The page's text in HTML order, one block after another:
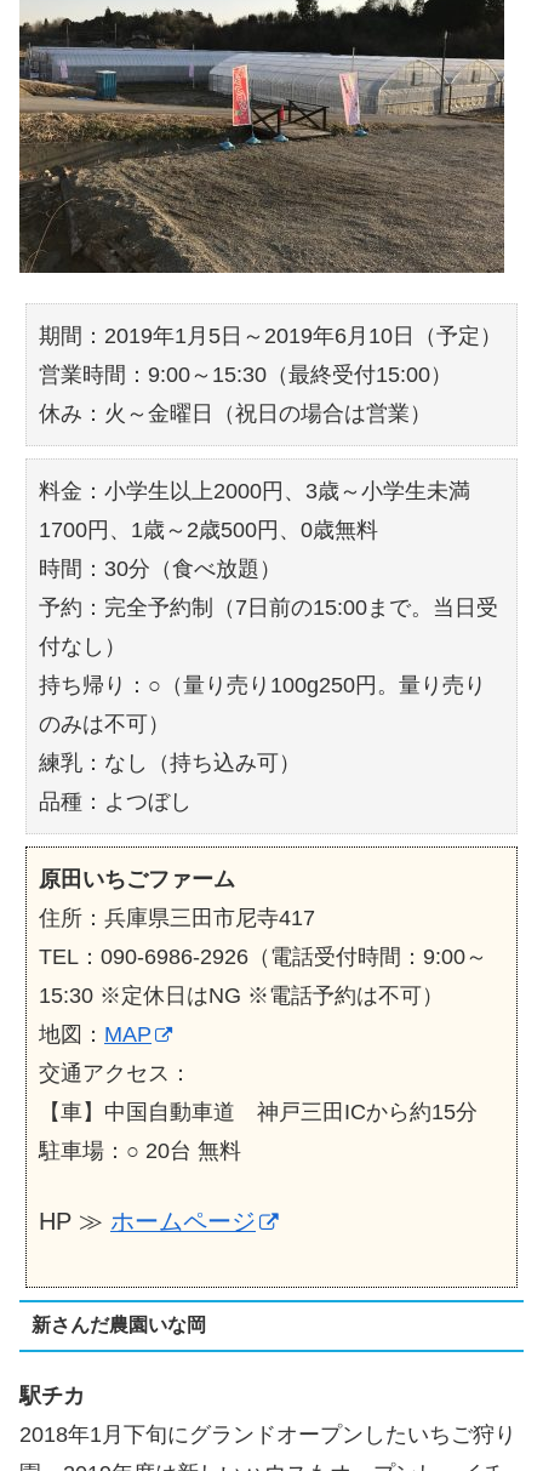
期間：2019年1月5日～2019年6月10日（予定）
営業時間：9:00～15:30（最終受付15:00）
休み：火～金曜日（祝日の場合は営業）
料金：小学生以上2000円、3歳～小学生未満
1700円、1歳～2歳500円、0歳無料
時間：30分（食べ放題）
予約：完全予約制（7日前の15:00まで。当日受
付なし）
持ち帰り：○（量り売り100g250円。量り売り
のみは不可）
練乳：なし（持ち込み可）
品種：よつぼし
原田いちごファーム
住所：兵庫県三田市尼寺417
TEL：090-6986-2926（電話受付時間：9:00～
15:30 ※定休日はNG ※電話予約は不可）
地図： MAP
交通アクセス：
【車】中国自動車道 神戸三田ICから約15分
駐車場：○ 20台 無料
HP ≫ ホームページ
新さんだ農園いな岡
駅チカ
2018年1月下旬にグランドオープンしたいちご狩り